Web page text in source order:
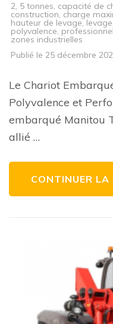
2, 5 tonnes, capacité de
construction, charge
hauteur de levage, levage
polyvalence,
zones industrielles
Publié le 25 décembre
Le Chariot
Polyvalence et
embarqué Manitou
allié …
CONTINUER LA